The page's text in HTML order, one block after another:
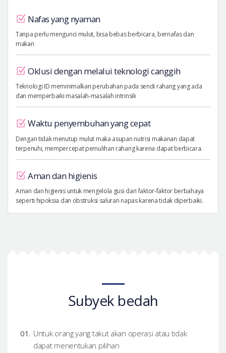
Nafas yang nyaman
Tanpa perlu mengunci mulut, bisa bebas berbicara, bernafas dan
makan
Oklusi dengan melalui teknologi canggih
Teknologi ID meminimalkan perubahan pada sendi rahang yang ada
dan memperbaiki masalah-masalah intrinsik
Waktu penyembuhan yang cepat
Dengan tidak menutup mulut maka asupan nutrisi makanan dapat
terpenuhi, mempercepat pemulihan rahang karena dapat berbicara.
Aman dan higienis
Aman dan higienis untuk mengelola gusi dari faktor-faktor berbahaya
seperti hipoksia dan obstruksi saluran napas karena tidak diperbaiki.
Subyek bedah
Untuk orang yang takut akan operasi atau tidak
dapat menentukan pilihan